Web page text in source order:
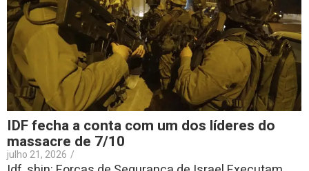
IDF fecha a conta com um dos líderes do
massacre de 7/10
julho 21, 2026 /